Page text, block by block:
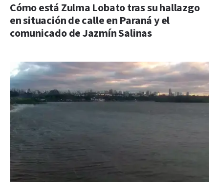
Cómo está Zulma Lobato tras su hallazgo
en situación de calle en Paraná y el
comunicado de Jazmín Salinas